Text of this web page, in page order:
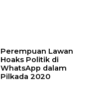
Perempuan Lawan
Hoaks Politik di
WhatsApp dalam
Pilkada 2020